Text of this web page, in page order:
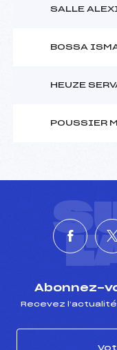
SALLE
BOSSA
HEUZE
POUSSIER
Abonnez-
Recevez